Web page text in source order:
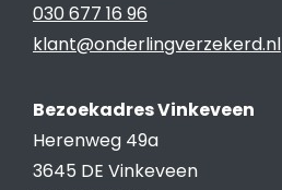
030 677 16 96
klant@onderlingverzekerd.nl
Bezoekadres Vinkeveen
Herenweg 49a
3645 DE Vinkeveen